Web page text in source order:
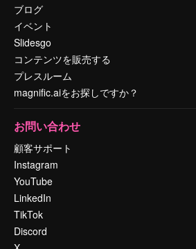
ブログ
イベント
Slidesgo
コンテンツを販売する
プレスルーム
magnific.aiをお探しですか？
お問い合わせ
顧客サポート
Instagram
YouTube
LinkedIn
TikTok
Discord